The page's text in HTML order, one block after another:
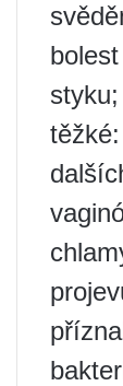
styku;